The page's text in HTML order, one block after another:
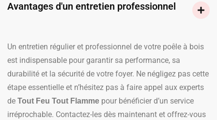
Avantages d'un entretien professionnel
Un entretien régulier et professionnel de votre poêle à bois
est indispensable pour garantir sa performance, sa
durabilité et la sécurité de votre foyer. Ne négligez pas cette
étape essentielle et n’hésitez pas à faire appel aux experts
de Tout Feu Tout Flamme pour bénéficier d’un service
irréprochable. Contactez-les dès maintenant et offrez-vous